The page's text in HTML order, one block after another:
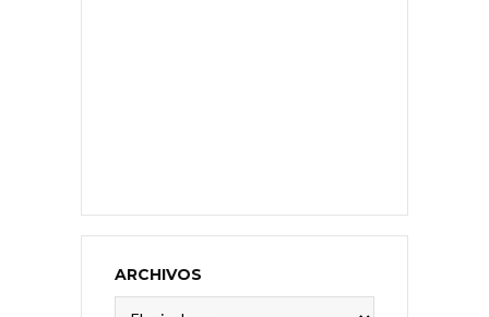
ARCHIVOS